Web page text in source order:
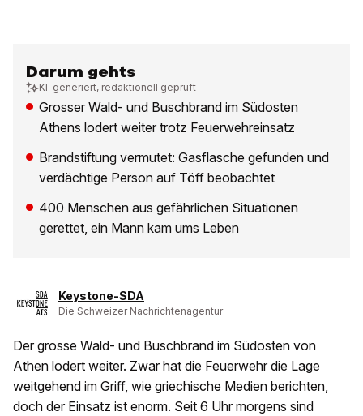
Darum gehts
KI-generiert, redaktionell geprüft
Grosser Wald- und Buschbrand im Südosten
Athens lodert weiter trotz Feuerwehreinsatz
Brandstiftung vermutet: Gasflasche gefunden und
verdächtige Person auf Töff beobachtet
400 Menschen aus gefährlichen Situationen
gerettet, ein Mann kam ums Leben
Keystone-SDA
Die Schweizer Nachrichtenagentur
Der grosse Wald- und Buschbrand im Südosten von
Athen lodert weiter. Zwar hat die Feuerwehr die Lage
weitgehend im Griff, wie griechische Medien berichten,
doch der Einsatz ist enorm. Seit 6 Uhr morgens sind